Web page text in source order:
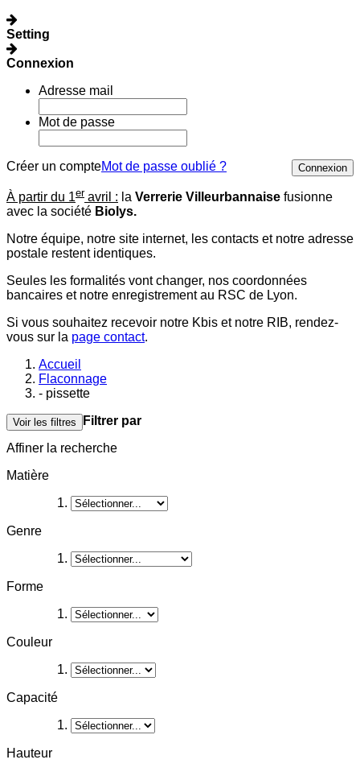
Setting
Connexion
Adresse mail
Mot de passe
Créer un compte Connexion
Mot de passe oublié ?
À partir du 1er avril : la Verrerie Villeurbannaise fusionne
avec la société Biolys.
Notre équipe, notre site internet, les contacts et notre adresse
postale restent identiques.
Seules les formalités vont changer, nos coordonnées
bancaires et notre enregistrement au RSC de Lyon.
Si vous souhaitez recevoir notre Kbis et notre RIB, rendez-
vous sur la page contact.
Accueil
Flaconnage
- pissette
Voir les filtres
Filtrer par
Affiner la recherche
Matière
Genre
Forme
Couleur
Capacité
Hauteur